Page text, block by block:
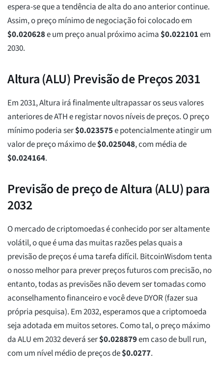
espera-se que a tendência de alta do ano anterior continue.
Assim, o preço mínimo de negociação foi colocado em
$0.020628e um preço anual próximo acima$0.022101em
2030.
Altura (ALU) Previsão de Preços 2031
Em 2031, Altura irá finalmente ultrapassar os seus valores
anteriores de ATH e registar novos níveis de preços. O preço
mínimo poderia ser$0.023575e potencialmente atingir um
valor de preço máximo de$0.025048, com média de
$0.024164.
Previsão de preço de Altura (ALU) para
2032
O mercado de criptomoedas é conhecido por ser altamente
volátil, o que é uma das muitas razões pelas quais a
previsão de preços é uma tarefa difícil. BitcoinWisdom tenta
o nosso melhor para prever preços futuros com precisão, no
entanto, todas as previsões não devem ser tomadas como
aconselhamento financeiro e você deve DYOR (fazer sua
própria pesquisa). Em 2032, esperamos que a criptomoeda
seja adotada em muitos setores. Como tal, o preço máximo
da ALU em 2032 deverá ser$0.028879em caso de bull run,
com um nível médio de preços de$0.0277.